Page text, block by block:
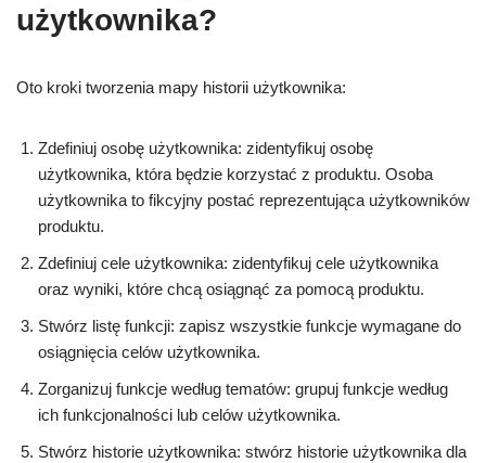
użytkownika?
Oto kroki tworzenia mapy historii użytkownika:
Zdefiniuj osobę użytkownika: zidentyfikuj osobę
użytkownika, która będzie korzystać z produktu. Osoba
użytkownika to fikcyjny postać reprezentująca użytkowników
produktu.
Zdefiniuj cele użytkownika: zidentyfikuj cele użytkownika
oraz wyniki, które chcą osiągnąć za pomocą produktu.
Stwórz listę funkcji: zapisz wszystkie funkcje wymagane do
osiągnięcia celów użytkownika.
Zorganizuj funkcje według tematów: grupuj funkcje według
ich funkcjonalności lub celów użytkownika.
Stwórz historie użytkownika: stwórz historie użytkownika dla